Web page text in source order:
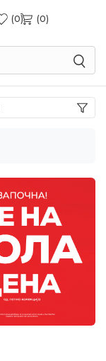
0 0